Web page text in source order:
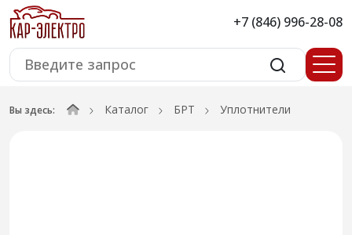
+7 (846) 996-28-08
Вы здесь: Каталог БРТ Уплотнители